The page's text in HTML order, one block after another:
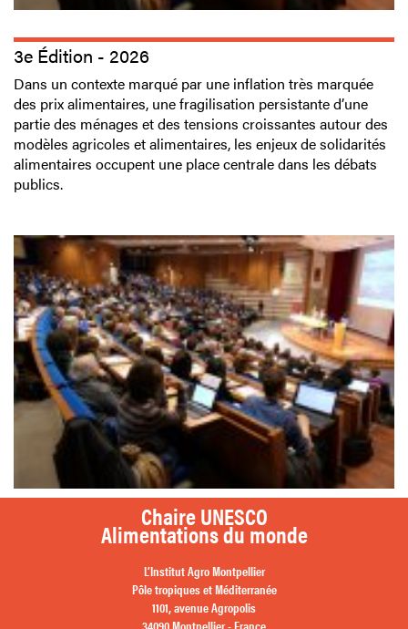
3e Édition - 2026
Dans un contexte marqué par une inflation très marquée
des prix alimentaires, une fragilisation persistante d’une
partie des ménages et des tensions croissantes autour des
modèles agricoles et alimentaires, les enjeux de solidarités
alimentaires occupent une place centrale dans les débats
publics.
Chaire UNESCO
Alimentations du monde
L’Institut Agro Montpellier
Pôle tropiques et Méditerranée
1101, avenue Agropolis